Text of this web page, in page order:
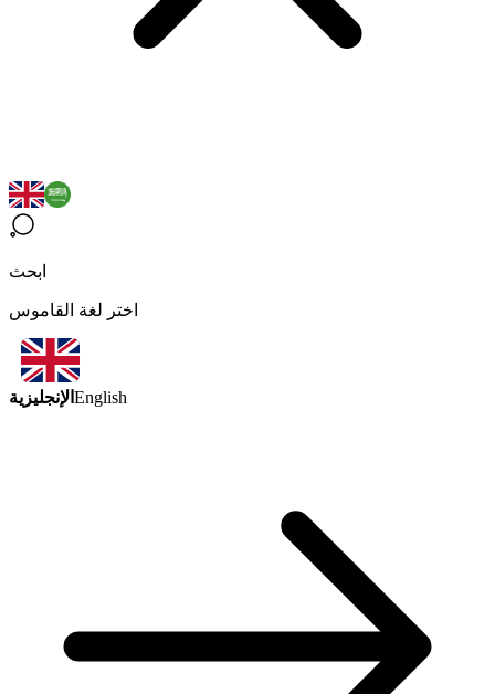
ابحث
اختر لغة القاموس
الإنجليزية English